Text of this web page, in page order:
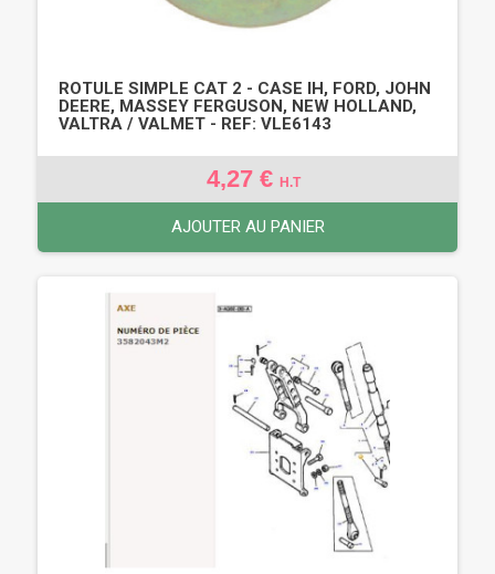
ROTULE SIMPLE CAT 2 - CASE IH, FORD, JOHN
DEERE, MASSEY FERGUSON, NEW HOLLAND,
VALTRA / VALMET - REF: VLE6143
4,27 € H.T
AJOUTER AU PANIER